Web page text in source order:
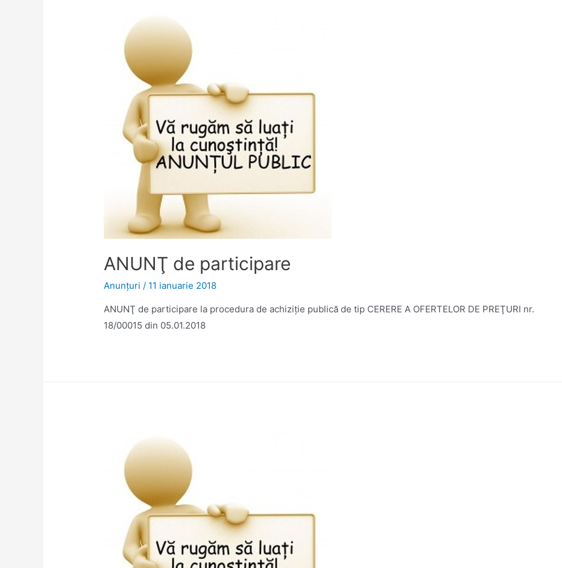
ANUNŢ de participare
Anunţuri / 11 ianuarie 2018
ANUNŢ de participare la procedura de achiziţie publică de tip CERERE A OFERTELOR DE PREŢURI nr.
18/00015 din 05.01.2018